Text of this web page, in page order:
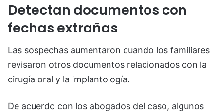
Detectan documentos con
fechas extrañas
Las sospechas aumentaron cuando los familiares
revisaron otros documentos relacionados con la
cirugía oral y la implantología.
De acuerdo con los abogados del caso, algunos